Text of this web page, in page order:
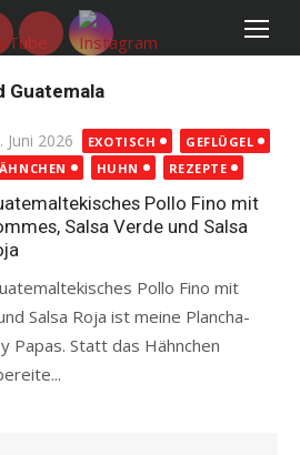
Juni 2026 EXOTISCH
GEFLÜGEL
HUHN REZEPTE
Pollo Fino mit
Salsa Verde und Salsa
Pollo Fino mit
Salsa Roja ist meine Plancha-
Papas. Statt das Hähnchen